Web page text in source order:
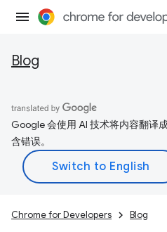
Blog
Google 会使用 AI 技术将内容翻译
含错误。
Chrome for Developers Blog